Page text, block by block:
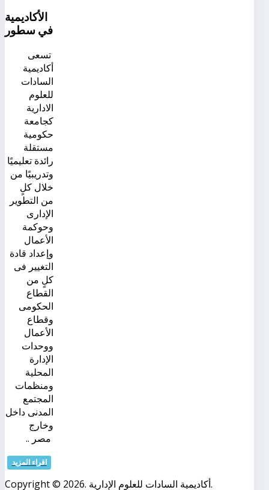
الأكاديمية
في سطور
تسعى
أكاديمية
السادات
للعلوم
الادارية
كجامعة
حكومية
مستقلة
رائدة تعليميًا
وتدريبيًا من
خلال كلٍ
من التطوير
الإدارى
وحوكمة
الأعمال
وإعداد قادة
التغيير فى
كلٍ من
القطاع
الحكومى
وقطاع
الأعمال
ووحدات
الإدارة
المحلية
ومنظمات
المجتمع
المدنى داخل
وخارج
مصر ..
اقراء المزيد
Copyright © 2026. أكاديمية السادات للعلوم الإدارية.